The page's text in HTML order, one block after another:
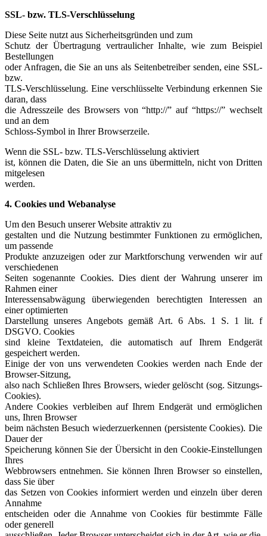
SSL- bzw. TLS-Verschlüsselung
Diese Seite nutzt aus Sicherheitsgründen und zum
Schutz der Übertragung vertraulicher Inhalte, wie zum Beispiel
Bestellungen
oder Anfragen, die Sie an uns als Seitenbetreiber senden, eine SSL-
bzw.
TLS-Verschlüsselung. Eine verschlüsselte Verbindung erkennen Sie
daran, dass
die Adresszeile des Browsers von “http://” auf “https://” wechselt
und an dem
Schloss-Symbol in Ihrer Browserzeile.
Wenn die SSL- bzw. TLS-Verschlüsselung aktiviert
ist, können die Daten, die Sie an uns übermitteln, nicht von Dritten
mitgelesen
werden.
4. Cookies und Webanalyse
Um den Besuch unserer Website attraktiv zu
gestalten und die Nutzung bestimmter Funktionen zu ermöglichen,
um passende
Produkte anzuzeigen oder zur Marktforschung verwenden wir auf
verschiedenen
Seiten sogenannte Cookies. Dies dient der Wahrung unserer im
Rahmen einer
Interessensabwägung überwiegenden berechtigten Interessen an
einer optimierten
Darstellung unseres Angebots gemäß Art. 6 Abs. 1 S. 1 lit. f
DSGVO. Cookies
sind kleine Textdateien, die automatisch auf Ihrem Endgerät
gespeichert werden.
Einige der von uns verwendeten Cookies werden nach Ende der
Browser-Sitzung,
also nach Schließen Ihres Browsers, wieder gelöscht (sog. Sitzungs-
Cookies).
Andere Cookies verbleiben auf Ihrem Endgerät und ermöglichen
uns, Ihren Browser
beim nächsten Besuch wiederzuerkennen (persistente Cookies). Die
Dauer der
Speicherung können Sie der Übersicht in den Cookie-Einstellungen
Ihres
Webbrowsers entnehmen. Sie können Ihren Browser so einstellen,
dass Sie über
das Setzen von Cookies informiert werden und einzeln über deren
Annahme
entscheiden oder die Annahme von Cookies für bestimmte Fälle
oder generell